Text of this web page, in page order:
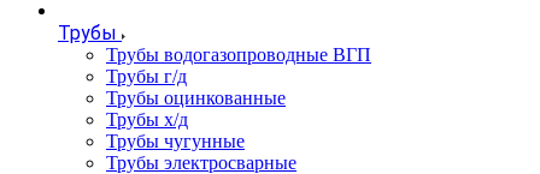
Трубы
Трубы водогазопроводные ВГП
Трубы г/д
Трубы оцинкованные
Трубы х/д
Трубы чугунные
Трубы электросварные